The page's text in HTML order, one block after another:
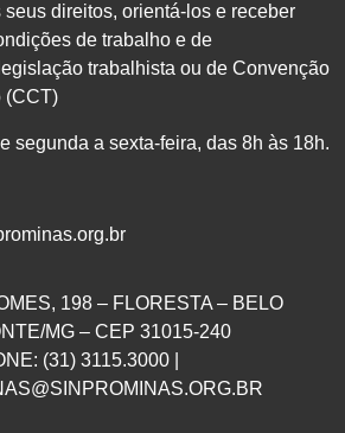
direitos, orientá-los e receber
de trabalho e de
trabalhista ou de Convenção
(CCT)
segunda a sexta-feira, das 8h às 18h.
198 – FLORESTA – BELO
MG – CEP 31015-240
(31) 3115.3000 |